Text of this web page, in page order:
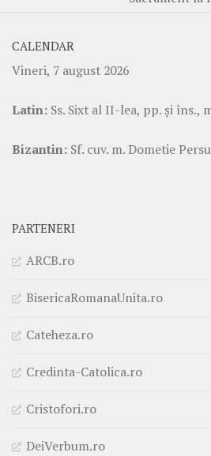
CALENDAR
Vineri, 7 august 2026
Latin: Ss. Sixt al II-lea, pp. şi îns.,
Bizantin: Sf. cuv. m. Dometie
PARTENERI
ARCB.ro
BisericaRomanaUnita.ro
Cateheza.ro
Credinta-Catolica.ro
Cristofori.ro
DeiVerbum.ro